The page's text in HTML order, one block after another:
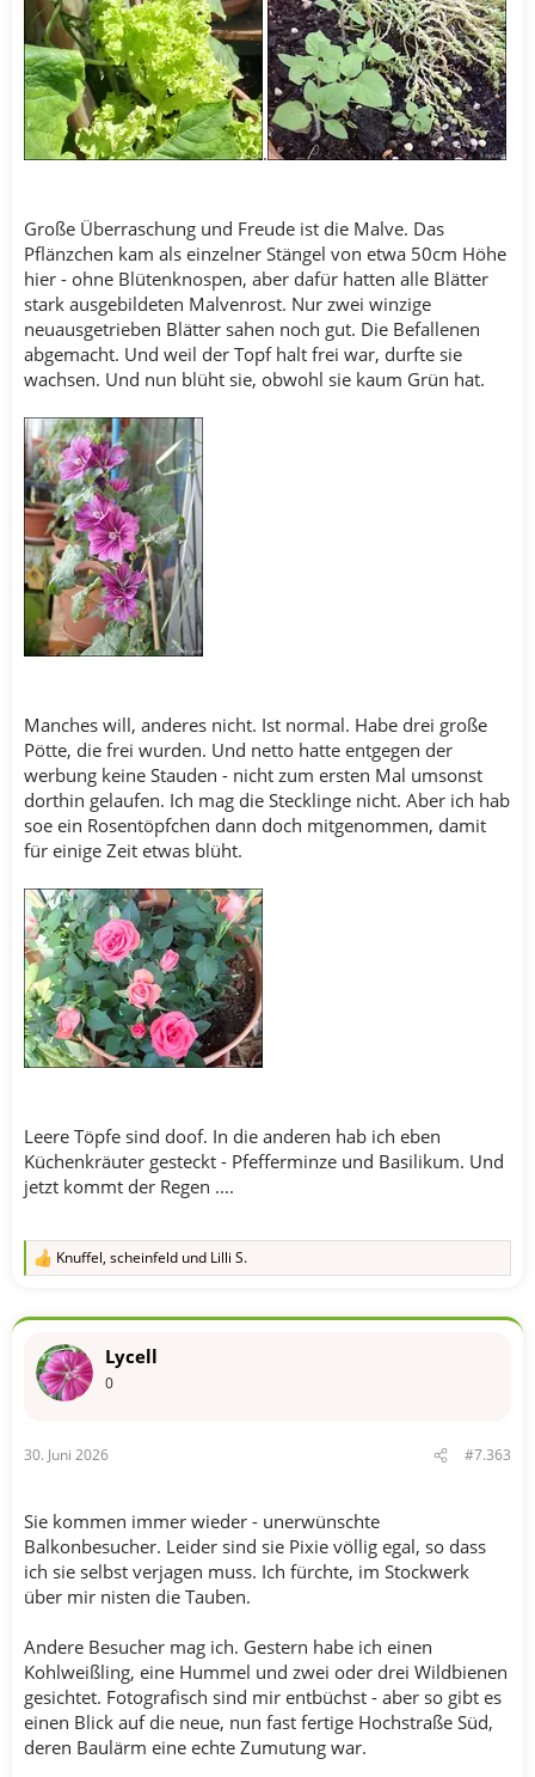
.
Große Überraschung und Freude ist die Malve. Das
Pflänzchen kam als einzelner Stängel von etwa 50cm Höhe
hier - ohne Blütenknospen, aber dafür hatten alle Blätter
stark ausgebildeten Malvenrost. Nur zwei winzige
neuausgetrieben Blätter sahen noch gut. Die Befallenen
abgemacht. Und weil der Topf halt frei war, durfte sie
wachsen. Und nun blüht sie, obwohl sie kaum Grün hat.
Manches will, anderes nicht. Ist normal. Habe drei große
Pötte, die frei wurden. Und netto hatte entgegen der
werbung keine Stauden - nicht zum ersten Mal umsonst
dorthin gelaufen. Ich mag die Stecklinge nicht. Aber ich hab
soe ein Rosentöpfchen dann doch mitgenommen, damit
für einige Zeit etwas blüht.
Leere Töpfe sind doof. In die anderen hab ich eben
Küchenkräuter gesteckt - Pfefferminze und Basilikum. Und
jetzt kommt der Regen ....
R
k
o
:
Knuffel, scheinfeld und Lilli S.
Lycell
0
30. Juni 2026 #7.363
Sie kommen immer wieder - unerwünschte
Balkonbesucher. Leider sind sie Pixie völlig egal, so dass
ich sie selbst verjagen muss. Ich fürchte, im Stockwerk
über mir nisten die Tauben.
Andere Besucher mag ich. Gestern habe ich einen
Kohlweißling, eine Hummel und zwei oder drei Wildbienen
gesichtet. Fotografisch sind mir entbüchst - aber so gibt es
einen Blick auf die neue, nun fast fertige Hochstraße Süd,
deren Baulärm eine echte Zumutung war.